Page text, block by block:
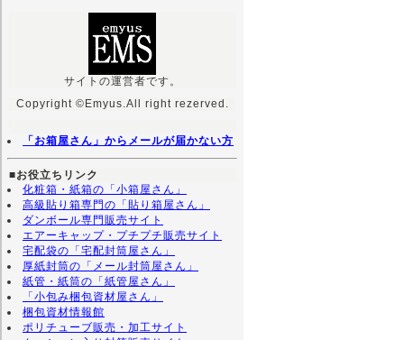
サイトの運営者です。
Copyright ©Emyus.All right rezerved.
「お箱屋さん」からメールが届かない方
■お役立ちリンク
化粧箱・紙箱の「小箱屋さん」
高級貼り箱専門の「貼り箱屋さん」
ダンボール専門販売サイト
エアーキャップ・プチプチ販売サイト
宅配袋の「宅配封筒屋さん」
厚紙封筒の「メール封筒屋さん」
紙管・紙筒の「紙管屋さん」
「小包み梱包資材屋さん」
梱包資材情報館
ポリチューブ販売・加工サイト